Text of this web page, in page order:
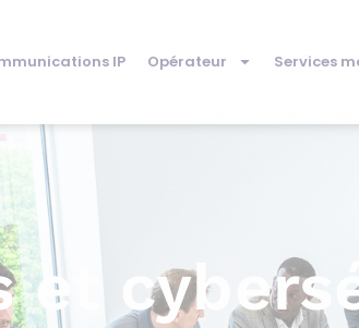
IP Opérateur Services
et